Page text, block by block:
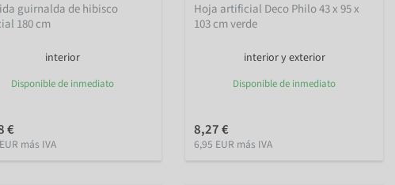
guirnalda de hibisco
180 cm
interior
Disponible de inmediato
€
más IVA
Hoja artificial Deco Philo 43 x 95 x
103 cm verde
interior y exterior
Disponible de inmediato
8,27 €
6,95 EUR más IVA